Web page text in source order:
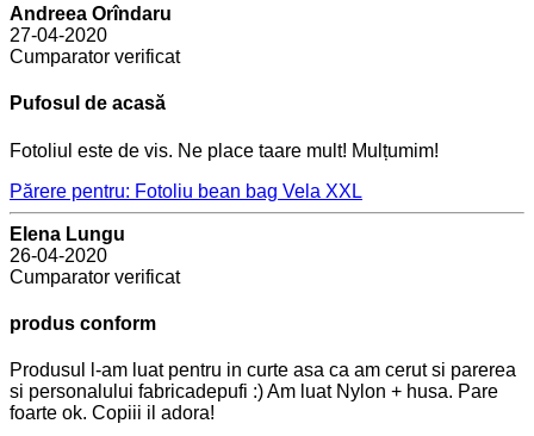
Andreea Orîndaru
27-04-2020
Cumparator verificat
Pufosul de acasă
Fotoliul este de vis. Ne place taare mult! Mulțumim!
Părere pentru: Fotoliu bean bag Vela XXL
Elena Lungu
26-04-2020
Cumparator verificat
produs conform
Produsul l-am luat pentru in curte asa ca am cerut si parerea
si personalului fabricadepufi :) Am luat Nylon + husa. Pare
foarte ok. Copiii il adora!